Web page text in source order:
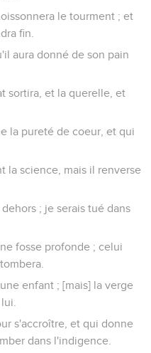
le tourment ; et
fin.
aura donné de son pain
sortira, et la querelle, et
la pureté de coeur, et qui
la science, mais il renverse
; je serais tué dans
fosse profonde ; celui
enfant ; [mais] la verge
s'accroître, et qui donne
dans l'indigence.